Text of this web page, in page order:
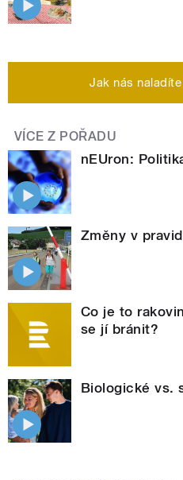
Jak nás
VÍCE Z POŘADU
nEUron:
Změny v
Co je to
se jí bránit?
Biologické vs.